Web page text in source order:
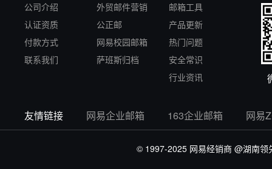
公司介绍
认证资质
付款方式
联系我们
外贸邮件营销
公正邮
网易校园邮箱
萨班斯归档
邮箱工具
产品更新
热门问题
安全常识
行业资讯
友情链接 网易企业邮箱 163企业邮箱 网易
© 1997-2025 网易经销商 @湖南领